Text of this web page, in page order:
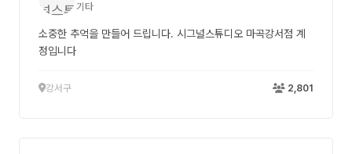
기타
소중한 추억을 만들어 드립니다. 시그널스튜디오 마곡강서점 계
정입니다
강서구 2,801